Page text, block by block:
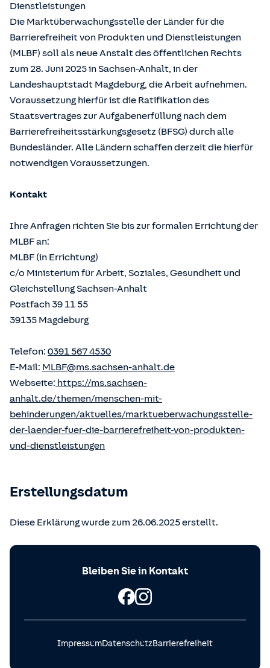
Dienstleistungen
Die Marktüberwachungsstelle der Länder für die
Barrierefreiheit von Produkten und Dienstleistungen
(MLBF) soll als neue Anstalt des öffentlichen Rechts
zum 28. Juni 2025 in Sachsen-Anhalt, in der
Landeshauptstadt Magdeburg, die Arbeit aufnehmen.
Voraussetzung hierfür ist die Ratifikation des
Staatsvertrages zur Aufgabenerfüllung nach dem
Barrierefreiheitsstärkungsgesetz (BFSG) durch alle
Bundesländer. Alle Ländern schaffen derzeit die hierfür
notwendigen Voraussetzungen.
Kontakt
Ihre Anfragen richten Sie bis zur formalen Errichtung der
MLBF an:
MLBF (in Errichtung)
c/o Ministerium für Arbeit, Soziales, Gesundheit und
Gleichstellung Sachsen-Anhalt
Postfach 39 11 55
39135 Magdeburg
Telefon: 0391 567 4530
E-Mail: MLBF@ms.sachsen-anhalt.de
Webseite: https://ms.sachsen-
anhalt.de/themen/menschen-mit-
behinderungen/aktuelles/marktueberwachungsstelle-
der-laender-fuer-die-barrierefreiheit-von-produkten-
und-dienstleistungen
Erstellungsdatum
Diese Erklärung wurde zum 26.06.2025 erstellt.
Bleiben Sie in Kontakt
ImpressumDatenschutzBarrierefreiheit